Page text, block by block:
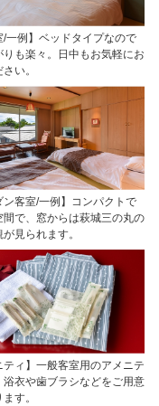
/一例】ベッドタイプなので
りも楽々。日中もお気軽にお
い。
ン客室/一例】コンパクトで
間で、窓からは萩城三の丸の
見られます。
ティ】一般客室用のアメニテ
浴衣や歯ブラシなどをご用意
す。